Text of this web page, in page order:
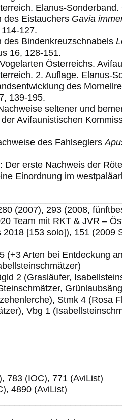
Elanus-Sonderband.
des Eistauchers Gavia
127.
des Bindenkreuzschnabels
16, 128-151.
Österreichs.
2. Auflage. Elanus-
des
139-195.
seltener und
Avifaunistischen
des Fahlseglers
Der erste Nachweis der
Einordnung im
(2007), 293 (2008,
Team mit RKT & JVR –
[153 solo]), 151 (2009
(+3 Arten bei Entdeckung
2 (Grasläufer,
Stmk 4 (Rosa
Vbg 1
783 (IOC), 771 (AviList)
4890 (AviList)